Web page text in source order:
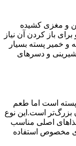
و مغزی کشیده
باز کردن آن نیاز
و خمیر پسته بسیار
و دسرهای
پسته است اما طعم
بزرگ‌تر است.این نوع
غذاهای اصلی مناسب
مخصوص استفاده